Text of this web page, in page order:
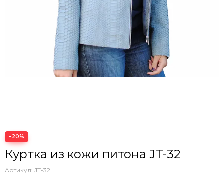
−20%
Куртка из кожи питона JT-32
Артикул: JT-32